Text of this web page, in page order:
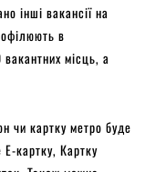
інші вакансії на
в
місць, а
чи картку метро буде
картку, Картку